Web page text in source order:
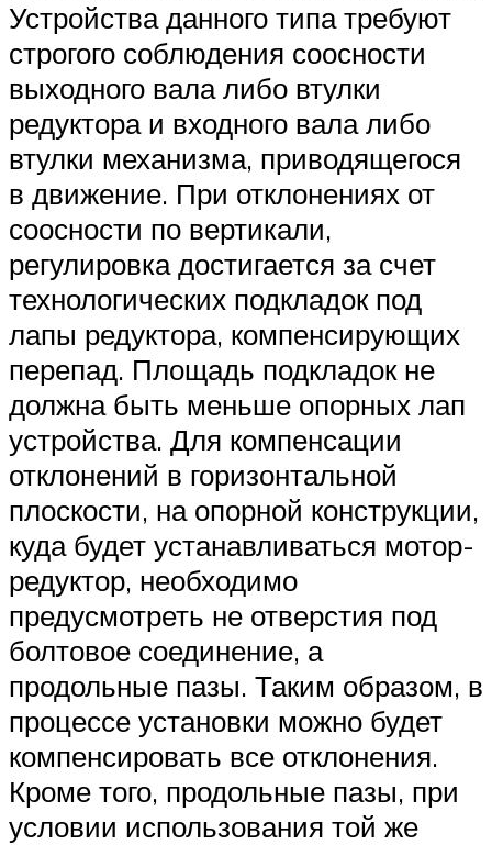
Устройства данного типа требуют
строгого соблюдения соосности
выходного вала либо втулки
редуктора и входного вала либо
втулки механизма, приводящегося
в движение. При отклонениях от
соосности по вертикали,
регулировка достигается за счет
технологических подкладок под
лапы редуктора, компенсирующих
перепад. Площадь подкладок не
должна быть меньше опорных лап
устройства. Для компенсации
отклонений в горизонтальной
плоскости, на опорной конструкции,
куда будет устанавливаться мотор-
редуктор, необходимо
предусмотреть не отверстия под
болтовое соединение, а
продольные пазы. Таким образом, в
процессе установки можно будет
компенсировать все отклонения.
Кроме того, продольные пазы, при
условии использования той же